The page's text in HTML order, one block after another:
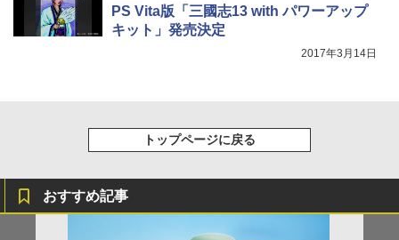
PS Vita版「三國志13 with パワーアップ
キット」発売決定
2017年3月14日
トップページに戻る
おすすめ記事